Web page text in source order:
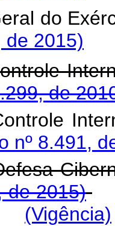
Geral
de 2015)
de
nº 8.491,
de 2015)
(Vigência)